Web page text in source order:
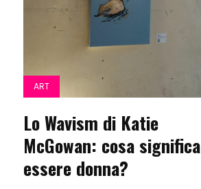
ART
Lo Wavism di Katie
McGowan: cosa significa
essere donna?